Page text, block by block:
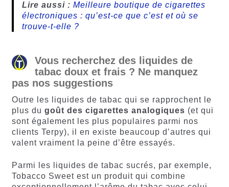
Lire aussi : Meilleure boutique de cigarettes
électroniques : qu’est-ce que c’est et où se
trouve-t-elle ?
Vous recherchez des liquides de
tabac doux et frais ? Ne manquez
pas nos suggestions
Outre les liquides de tabac qui se rapprochent le
plus du goût des cigarettes analogiques (et qui
sont également les plus populaires parmi nos
clients Terpy), il en existe beaucoup d’autres qui
valent vraiment la peine d’être essayés.
Parmi les liquides de tabac sucrés, par exemple,
Tobacco Sweet est un produit qui combine